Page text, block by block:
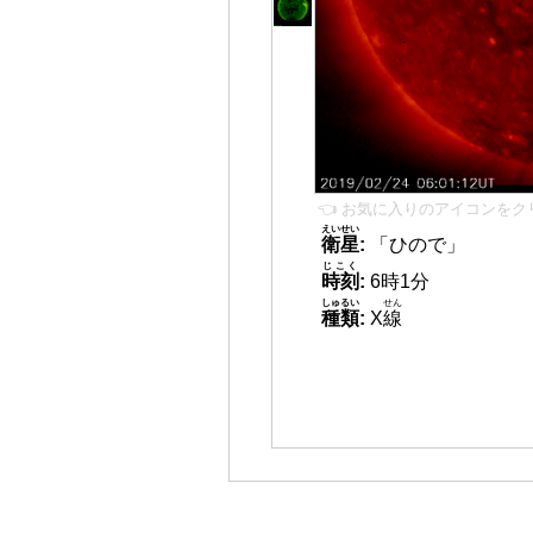
👈 お気に入りのアイコンをク
衛星
えいせい
:
「ひので」
時刻
じこく
: 6時1分
種類
しゅるい
: X線
せん